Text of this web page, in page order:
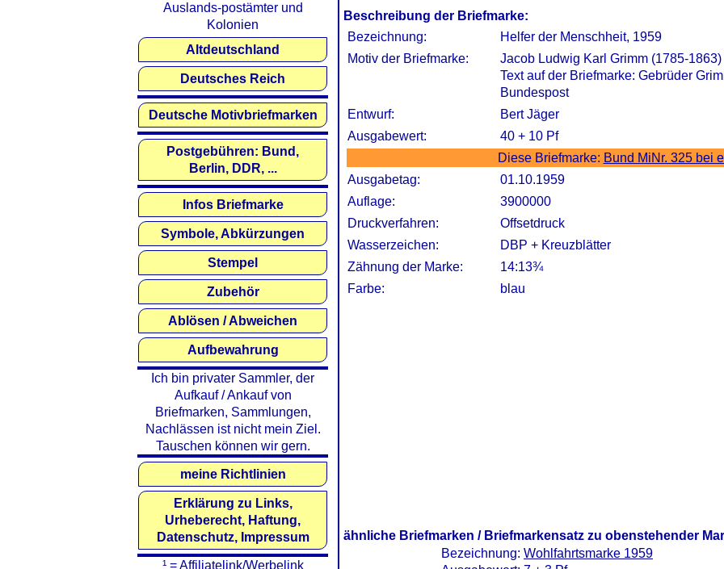
Beschreibung der Briefmarke:
Bezeichnung:
Helfer der Menschheit, 1959
Motiv der Briefmarke:
Jacob Ludwig Karl Grimm (1785-
Text auf der Briefmarke: Gebrüder
Bundespost
Entwurf:
Bert Jäger
Ausgabewert:
40 + 10 Pf
Diese Briefmarke: Bund MiNr. 325 bei
Ausgabetag:
01.10.1959
Auflage:
3900000
Druckverfahren:
Offsetdruck
Wasserzeichen:
DBP + Kreuzblätter
Zähnung der Marke:
14:13¾
Farbe:
blau
ähnliche Briefmarken / Briefmarkensatz zu obenstehender
Bezeichnung: Wohlfahrtsmarke 1959
Auslands-postämter und
Kolonien
Altdeutschland
Deutsches Reich
Deutsche Motivbriefmarken
Postgebühren: Bund,
Berlin, DDR, ...
Infos Briefmarke
Symbole, Abkürzungen
Stempel
Zubehör
Ablösen / Abweichen
Aufbewahrung
Ich bin privater Sammler, der
Aufkauf / Ankauf von
Briefmarken, Sammlungen,
Nachlässen ist nicht mein Ziel.
Tauschen können wir gern.
meine Richtlinien
Erklärung zu Links,
Urheberecht, Haftung,
Datenschutz, Impressum
¹ =Affiliatelink/Werbelink